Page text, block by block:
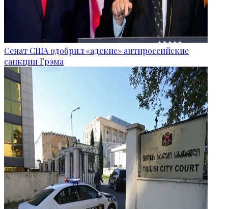
Сенат США одобрил «адские» антироссийские
санкции Грэма